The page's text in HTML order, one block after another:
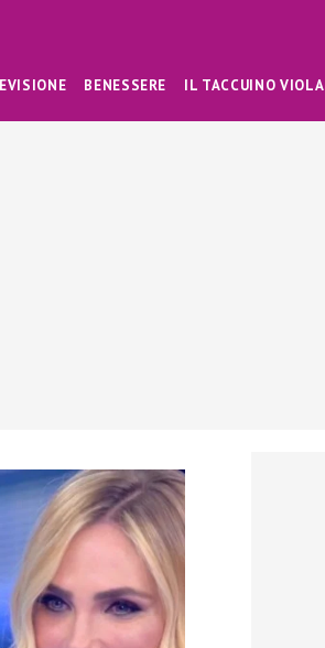
BENESSERE IL TACCUINO VIOLA